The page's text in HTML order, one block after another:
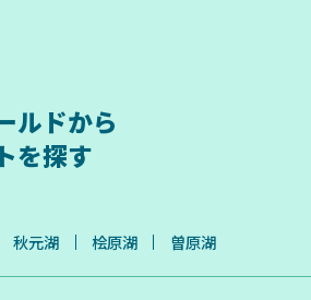
ルドから
を探す
秋元湖 桧原湖 曽原湖